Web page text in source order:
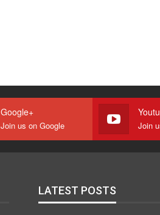
Google+
Join us on Google Join
LATEST POSTS